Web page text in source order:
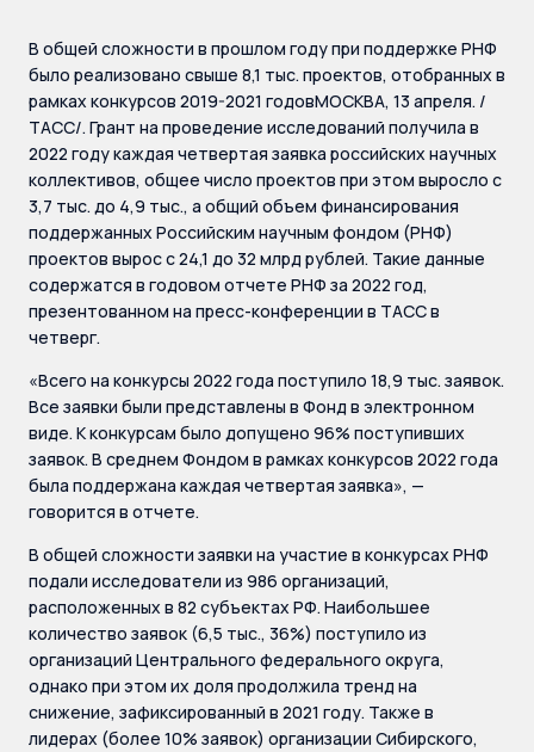
В общей сложности в прошлом году при поддержке РНФ
было реализовано свыше 8,1 тыс. проектов, отобранных в
рамках конкурсов 2019-2021 годовМОСКВА, 13 апреля. /
ТАСС/. Грант на проведение исследований получила в
2022 году каждая четвертая заявка российских научных
коллективов, общее число проектов при этом выросло с
3,7 тыс. до 4,9 тыс., а общий объем финансирования
поддержанных Российским научным фондом (РНФ)
проектов вырос с 24,1 до 32 млрд рублей. Такие данные
содержатся в годовом отчете РНФ за 2022 год,
презентованном на пресс-конференции в ТАСС в
четверг.
«Всего на конкурсы 2022 года поступило 18,9 тыс. заявок.
Все заявки были представлены в Фонд в электронном
виде. К конкурсам было допущено 96% поступивших
заявок. В среднем Фондом в рамках конкурсов 2022 года
была поддержана каждая четвертая заявка», —
говорится в отчете.
В общей сложности заявки на участие в конкурсах РНФ
подали исследователи из 986 организаций,
расположенных в 82 субъектах РФ. Наибольшее
количество заявок (6,5 тыс., 36%) поступило из
организаций Центрального федерального округа,
однако при этом их доля продолжила тренд на
снижение, зафиксированный в 2021 году. Также в
лидерах (более 10% заявок) организации Сибирского,